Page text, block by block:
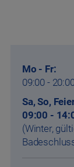
Mo - Fr:
09:00 -
Sa, So,
09:00 -
(Winter,